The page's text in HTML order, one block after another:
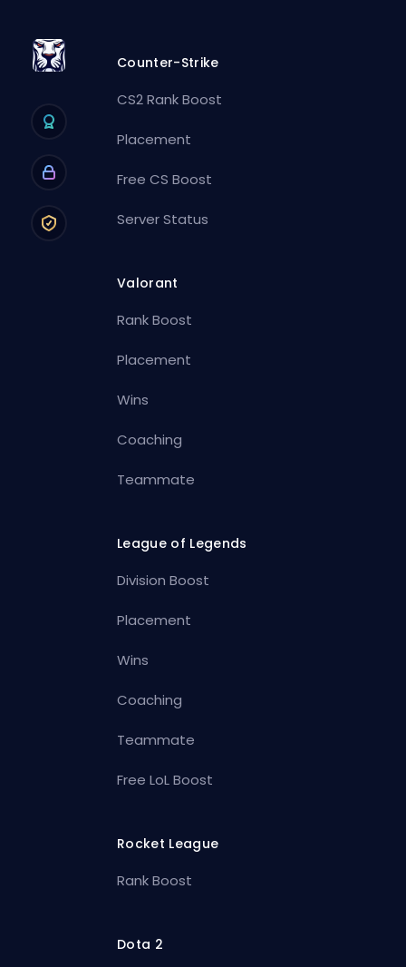
Counter-Strike
CS2 Rank Boost
Placement
Free CS Boost
Server Status
Valorant
Rank Boost
Placement
Wins
Coaching
Teammate
League of Legends
Division Boost
Placement
Wins
Coaching
Teammate
Free LoL Boost
Rocket League
Rank Boost
Dota 2